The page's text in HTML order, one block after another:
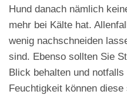
Hund danach nämlich
mehr bei Kälte hat.
wenig nachschneiden
sind. Ebenso sollten Sie
Blick behalten und
Feuchtigkeit können